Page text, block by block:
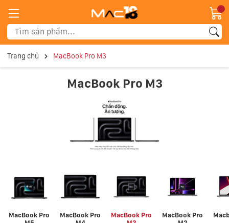
Trang chủ MacBook Pro M3
MacBook Pro M3
MacBook Pro
MacBook Pro
MacBook Pro
MacBook Pro